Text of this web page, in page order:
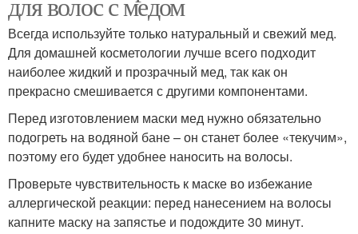
Маски из меда Волос с глиной
Волос из голубой
Волос в домашних
условиях
Всегда используйте только натуральный и свежий мед.
Для домашней косметологии лучше всего подходит
наиболее жидкий и прозрачный мед, так как он
прекрасно смешивается с другими компонентами.
Перед изготовлением маски мед нужно обязательно
подогреть на водяной бане – он станет более «текучим»,
поэтому его будет удобнее наносить на волосы.
Проверьте чувствительность к маске во избежание
аллергической реакции: перед нанесением на волосы
капните маску на запястье и подождите 30 минут.